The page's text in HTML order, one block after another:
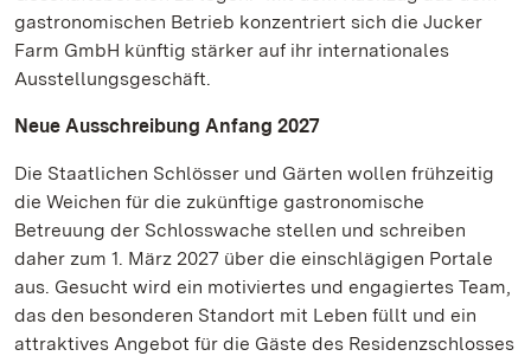
gastronomischen Betrieb konzentriert sich die Jucker
Farm GmbH künftig stärker auf ihr internationales
Ausstellungsgeschäft.
Neue Ausschreibung Anfang 2027
Die Staatlichen Schlösser und Gärten wollen frühzeitig
die Weichen für die zukünftige gastronomische
Betreuung der Schlosswache stellen und schreiben
daher zum 1. März 2027 über die einschlägigen Portale
aus. Gesucht wird ein motiviertes und engagiertes Team,
das den besonderen Standort mit Leben füllt und ein
attraktives Angebot für die Gäste des Residenzschlosses